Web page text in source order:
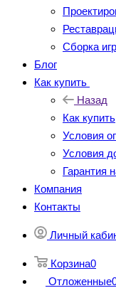
Сборка
Блог
Как купить
Назад
Как купить
Условия
Условия
Гарантия
Компания
Контакты
Личный
Корзина0
Отложенные